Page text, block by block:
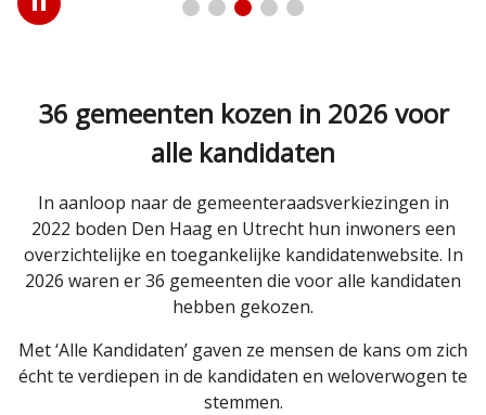
Play
/
36 gemeenten kozen in 2026 voor
alle kandidaten
In aanloop naar de gemeenteraadsverkiezingen in
2022 boden Den Haag en Utrecht hun inwoners een
overzichtelijke en toegankelijke kandidatenwebsite. In
2026 waren er 36 gemeenten die voor alle kandidaten
hebben gekozen.
Met ‘Alle Kandidaten’ gaven ze mensen de kans om zich
écht te verdiepen in de kandidaten en weloverwogen te
stemmen.